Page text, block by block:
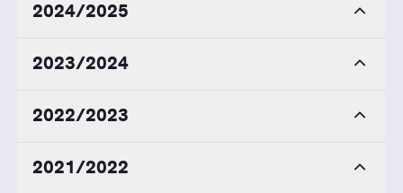
2024/2025
2023/2024
2022/2023
2021/2022